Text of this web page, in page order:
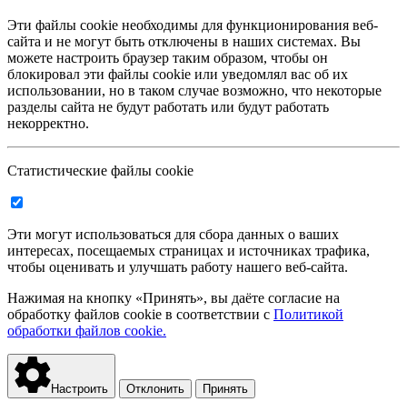
Эти файлы cookie необходимы для функционирования веб-
сайта и не могут быть отключены в наших системах. Вы
можете настроить браузер таким образом, чтобы он
блокировал эти файлы cookie или уведомлял вас об их
использовании, но в таком случае возможно, что некоторые
разделы сайта не будут работать или будут работать
некорректно.
Статистические файлы cookie
Эти могут использоваться для сбора данных о ваших
интересах, посещаемых страницах и источниках трафика,
чтобы оценивать и улучшать работу нашего веб-сайта.
Нажимая на кнопку «Принять», вы даёте согласие на
обработку файлов cookie в соответствии с Политикой
обработки файлов cookie.
Настроить Отклонить Принять